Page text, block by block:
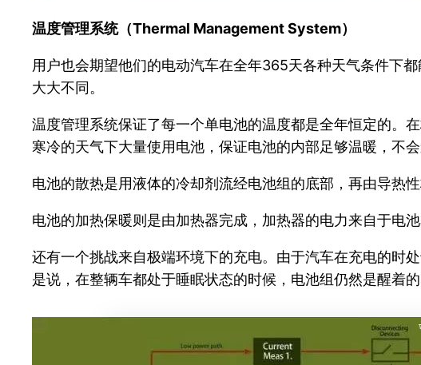
温度管理系统（Thermal Management System）
用户也会期望他们的电动汽车在全年365天各种天气条件下
大大不同。
温度管理系统保证了每一个单电池的温度都是全年恒定的。
寒冷的天气下大量使用电池，保证电池的内部足够温暖，不会
电池的散热是用液体的冷却剂流经电池组的底部，再由导热
电池的加热保暖则是由加热器完成，加热器的电力来自于电
还有一个挑战来自极端环境下的充电。由于汽车在充电的时
是说，在整辆车都处于睡眠状态的时候，电池组仍然是醒着的